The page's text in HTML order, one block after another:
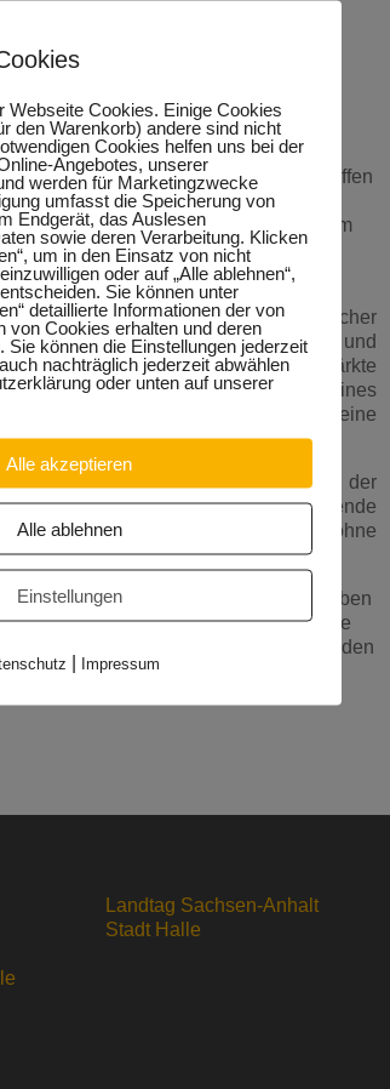
der für die Berufliche Bildung
„Die Berufliche Bildung steht in den
dem demografischen Wandel, der
und dem lebenslangen
gilt für uns das Motto: Vorsorge ist
bereits in der Grundschule geschaffen
Blick für die richtige Berufswahl zu
an allen Schulformen, also auch am
ihres Lehramtsstudiums für den
den Beruf ist für uns ein wesentlicher
werden, um durch eine Ethik- und
erlangen. Daneben ist eine verstärkte
nach kann auch die Einführung eines
Berücksichtigung im Lehrplan – eine
Bild eines ganzheitlichen Ansatzes in der
Ausbildungsmarketing für angehende
Beruf erlernen zu wollen, ohne
auf ihrem Weg ins Berufsleben
Sorge tragen. Sie sollen durch die
für Arbeit, etc.) vor Ort – also in den
Landtag Sachsen-Anhalt
Stadt Halle
Webseite Cookies. Einige Cookies
den Warenkorb) andere sind nicht
Cookies helfen uns bei der
Angebotes, unserer
werden für Marketingzwecke
umfasst die Speicherung von
Endgerät, das Auslesen
sowie deren Verarbeitung. Klicken
um in den Einsatz von nicht
oder auf „Alle ablehnen“,
Sie können unter
detaillierte Informationen der von
von Cookies erhalten und deren
Sie können die Einstellungen jederzeit
nachträglich jederzeit abwählen
oder unten auf unserer
Alle akzeptieren
Alle ablehnen
Einstellungen
| Impressum